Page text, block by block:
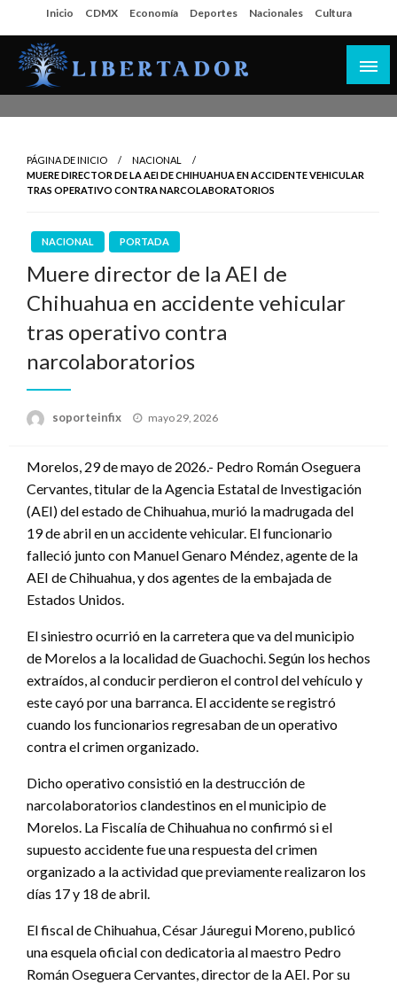
al
contenido
Inicio CDMX Economía Deportes Nacionales Cultura
PÁGINA DE INICIO
NACIONAL
MUERE DIRECTOR DE LA AEI DE CHIHUAHUA EN ACCIDENTE VEHICULAR
TRAS OPERATIVO CONTRA NARCOLABORATORIOS
NACIONAL PORTADA
Muere director de la AEI de
Chihuahua en accidente vehicular
tras operativo contra
narcolaboratorios
soporteinfix
Publicado
mayo 29, 2026
Morelos, 29 de mayo de 2026.- Pedro Román Oseguera
Cervantes, titular de la Agencia Estatal de Investigación
(AEI) del estado de Chihuahua, murió la madrugada del
19 de abril en un accidente vehicular. El funcionario
falleció junto con Manuel Genaro Méndez, agente de la
AEI de Chihuahua, y dos agentes de la embajada de
Estados Unidos.
El siniestro ocurrió en la carretera que va del municipio
de Morelos a la localidad de Guachochi. Según los hechos
extraídos, al conducir perdieron el control del vehículo y
este cayó por una barranca. El accidente se registró
cuando los funcionarios regresaban de un operativo
contra el crimen organizado.
Dicho operativo consistió en la destrucción de
narcolaboratorios clandestinos en el municipio de
Morelos. La Fiscalía de Chihuahua no confirmó si el
supuesto accidente fue una respuesta del crimen
organizado a la actividad que previamente realizaron los
días 17 y 18 de abril.
El fiscal de Chihuahua, César Jáuregui Moreno, publicó
una esquela oficial con dedicatoria al maestro Pedro
Román Oseguera Cervantes, director de la AEI. Por su